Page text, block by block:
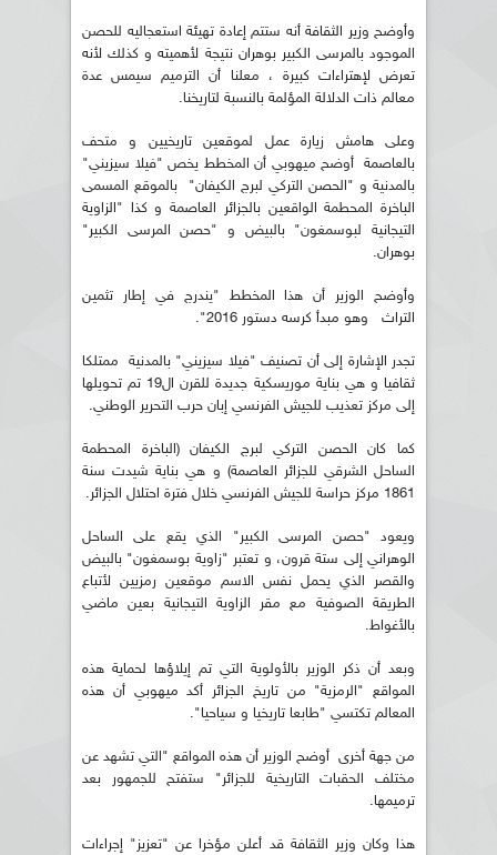
وأوضح وزير الثقافة أنه ستتم إعادة تهيئة استعجاليه للحصن
الموجود بالمرسى الكبير بوهران نتيجة لأهميته و كذلك لأنه
تعرض لإهتراءات كبيرة ، معلنا أن الترميم سيمس عدة
معالم ذات الدلالة المؤلمة بالنسبة لتاريخنا.
وعلى هامش زيارة عمل لموقعين تاريخيين و متحف
بالعاصمة أوضح ميهوبي أن المخطط يخص "فيلا سيزيني"
بالمدنية و "الحصن التركي لبرج الكيفان" بالموقع المسمى
الباخرة المحطمة الواقعين بالجزائر العاصمة و كذا "الزاوية
التيجانية لبوسمغون" بالبيض و "حصن المرسى الكبير"
بوهران.
وأوضح الوزير أن هذا المخطط "يندرج في إطار تثمين
التراث وهو مبدأ كرسه دستور 2016".
تجدر الإشارة إلى أن تصنيف "فيلا سيزيني" بالمدنية ممتلكا
ثقافيا و هي بناية موريسكية جديدة للقرن ال19 تم تحويلها
إلى مركز تعذيب للجيش الفرنسي إبان حرب التحرير الوطني.
كما كان الحصن التركي لبرج الكيفان (الباخرة المحطمة
الساحل الشرقي للجزائر العاصمة) و هي بناية شيدت سنة
1861 مركز حراسة للجيش الفرنسي خلال فترة احتلال الجزائر.
ويعود "حصن المرسى الكبير" الذي يقع على الساحل
الوهراني إلى ستة قرون، و تعتبر "زاوية بوسمغون" بالبيض
والقصر الذي يحمل نفس الاسم موقعين رمزيين لأتباع
الطريقة الصوفية مع مقر الزاوية التيجانية بعين ماضي
بالأغواط.
وبعد أن ذكر الوزير بالأولوية التي تم إيلاؤها لحماية هذه
المواقع "الرمزية" من تاريخ الجزائر أكد ميهوبي أن هذه
المعالم تكتسي "طابعا تاريخيا و سياحيا".
من جهة أخرى أوضح الوزير أن هذه المواقع "التي تشهد عن
مختلف الحقبات التاريخية للجزائر" ستفتح للجمهور بعد
ترميمها.
هذا وكان وزير الثقافة قد أعلن مؤخرا عن "تعزيز" إجراءات